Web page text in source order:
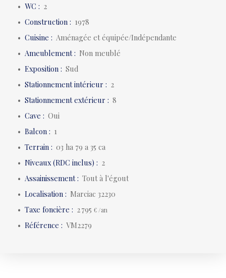
WC : 2
Construction : 1978
Cuisine : Aménagée et équipée/Indépendante
Ameublement: Non meublé
Exposition : Sud
Stationnement intérieur : 2
Stationnement extérieur : 8
Cave : Oui
Balcon : 1
Terrain : 03 ha 79 a 35 ca
Niveaux (RDC inclus) : 2
Assainissement: Tout à l'égout
Localisation : Marciac 32230
Taxe foncière : 2 795€ /an
Référence : VM2279